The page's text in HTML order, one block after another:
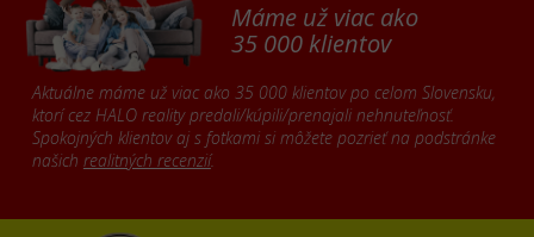
Máme už viac ako
35 000 klientov
Aktuálne máme už viac ako 35 000 klientov po celom Slovensku,
ktorí cez HALO reality predali/kúpili/prenajali nehnuteľnosť.
Spokojných klientov aj s fotkami si môžete pozrieť na podstránke
našich realitných recenzií.